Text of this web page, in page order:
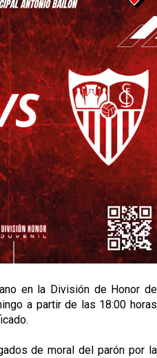
para reforzar el centro
traspaso al Genoa
para salir
queda la cantera del
27
de La Liga
la pretemporada con el
Leverkusen
en la División de Honor de
a partir de las 18:00 horas
de moral del parón por la